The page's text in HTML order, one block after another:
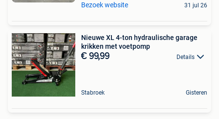
Bezoek website 31 jul 26
Nieuwe XL 4-ton hydraulische garage
krikken met voetpomp
€ 99,99 Details
Stabroek Gisteren